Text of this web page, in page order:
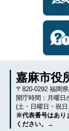
嘉麻市役
〒820-0292 福岡
開庁時間：月曜日
(土・日曜日・祝
※代表番号はあり
ください。→